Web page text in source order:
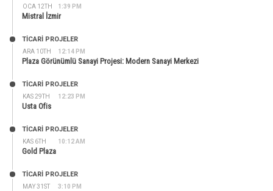
OCA 12TH 1:39 PM
Mistral İzmir
ARA 10TH 12:14 PM
TİCARİ PROJELER
Plaza Görünümlü Sanayi Projesi: Modern Sanayi Merkezi
KAS 29TH 12:23 PM
TİCARİ PROJELER
Usta Ofis
KAS 6TH 10:12 AM
TİCARİ PROJELER
Gold Plaza
MAY 31ST 3:10 PM
TİCARİ PROJELER